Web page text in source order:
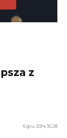
z
6 gru 2014, 16:28